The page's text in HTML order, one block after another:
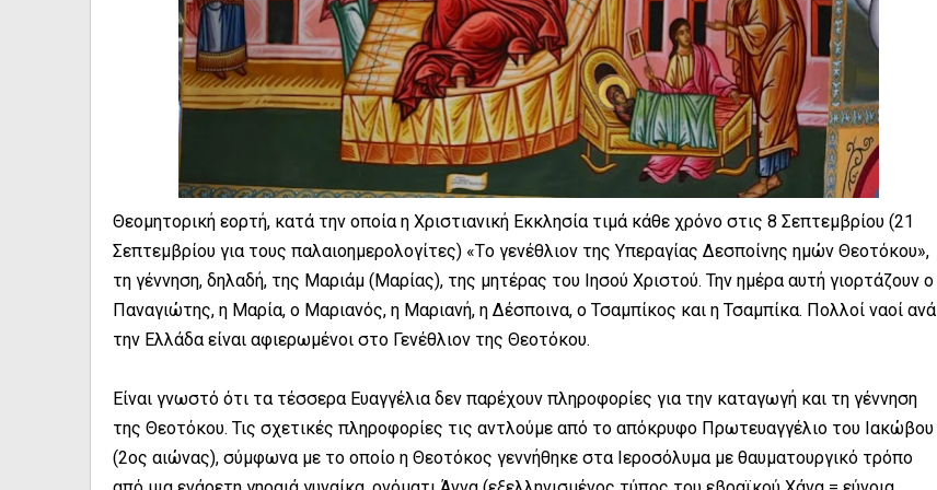
Θεομητορική εορτή, κατά την οποία η Χριστιανική Εκκλησία τιμά κάθε χρόνο στις 8 Σεπτεμβρίου (21
Σεπτεμβρίου για τους παλαιοημερολογίτες) «Tο γενέθλιον της Υπεραγίας Δεσποίνης ημών Θεοτόκου»,
τη γέννηση, δηλαδή, της Μαριάμ (Μαρίας), της μητέρας του Ιησού Χριστού. Την ημέρα αυτή γιορτάζουν ο
Παναγιώτης, η Μαρία, ο Μαριανός, η Μαριανή, η Δέσποινα, ο Τσαμπίκος και η Τσαμπίκα. Πολλοί ναοί ανά
την Ελλάδα είναι αφιερωμένοι στο Γενέθλιον της Θεοτόκου.
Είναι γνωστό ότι τα τέσσερα Ευαγγέλια δεν παρέχουν πληροφορίες για την καταγωγή και τη γέννηση
της Θεοτόκου. Τις σχετικές πληροφορίες τις αντλούμε από το απόκρυφο Πρωτευαγγέλιο του Ιακώβου
(2ος αιώνας), σύμφωνα με το οποίο η Θεοτόκος γεννήθηκε στα Ιεροσόλυμα με θαυματουργικό τρόπο